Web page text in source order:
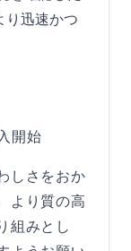
り迅速かつ
開始
しさをおか
より質の高
組みとし